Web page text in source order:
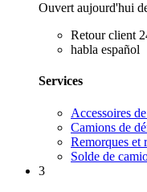
Ouvert aujourd'hui
Retour client
habla español
Services
Accessoires
Camions de
Remorques et
Solde de
3